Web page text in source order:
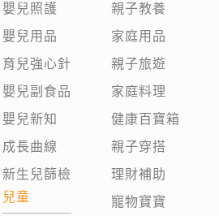
嬰兒照護
嬰兒用品
育兒強心針
嬰兒副食品
嬰兒新知
成長曲線
新生兒篩檢
兒童
親子教養
家庭用品
親子旅遊
家庭料理
健康百寶箱
親子穿搭
理財補助
寵物寶寶